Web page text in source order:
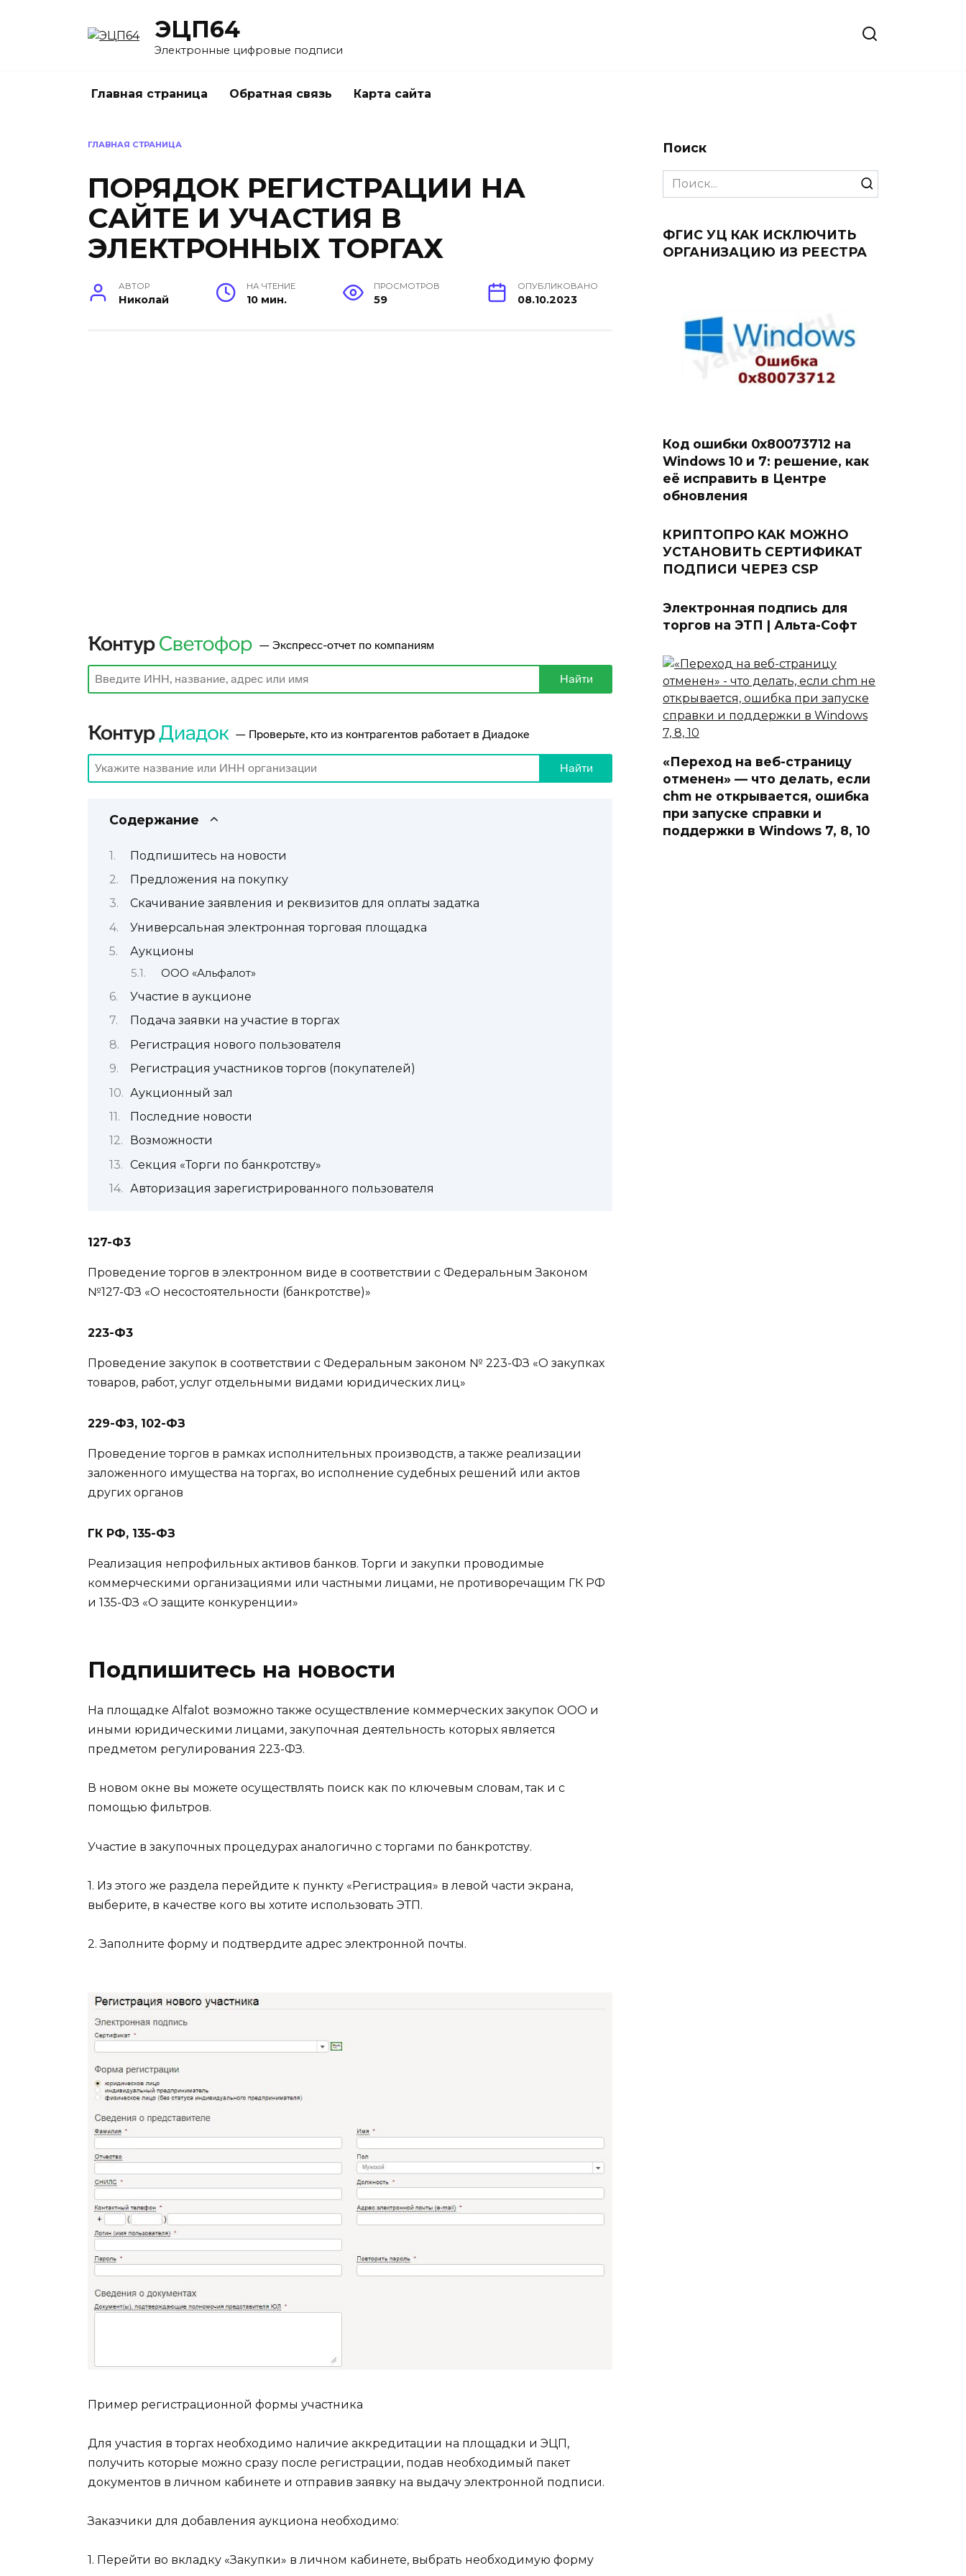
ЭЦП64
Электронные цифровые подписи
Главная страница Обратная связь Карта сайта
ГЛАВНАЯ СТРАНИЦА
ПОРЯДОК РЕГИСТРАЦИИ НА
САЙТЕ И УЧАСТИЯ В
ЭЛЕКТРОННЫХ ТОРГАХ
АВТОР
Николай
НА ЧТЕНИЕ
10 мин.
ПРОСМОТРОВ
59
ОПУБЛИКОВАНО
08.10.2023
Содержание
Подпишитесь на новости
Предложения на покупку
Скачивание заявления и реквизитов для оплаты задатка
Универсальная электронная торговая площадка
Аукционы
ООО «Альфалот»
Участие в аукционе
Подача заявки на участие в торгах
Регистрация нового пользователя
Регистрация участников торгов (покупателей)
Аукционный зал
Последние новости
Возможности
Секция «Торги по банкротству»
Авторизация зарегистрированного пользователя
127-Ф3
Проведение торгов в электронном виде в соответствии с Федеральным Законом
№127-ФЗ «О несостоятельности (банкротстве)»
223-Ф3
Проведение закупок в соответствии с Федеральным законом № 223-ФЗ «О закупках
товаров, работ, услуг отдельными видами юридических лиц»
229-ФЗ, 102-ФЗ
Проведение торгов в рамках исполнительных производств, а также реализации
заложенного имущества на торгах, во исполнение судебных решений или актов
других органов
ГК РФ, 135-ФЗ
Реализация непрофильных активов банков. Торги и закупки проводимые
коммерческими организациями или частными лицами, не противоречащим ГК РФ
и 135-ФЗ «О защите конкуренции»
Подпишитесь на новости
На площадке Alfalot возможно также осуществление коммерческих закупок ООО и
иными юридическими лицами, закупочная деятельность которых является
предметом регулирования 223-ФЗ.
В новом окне вы можете осуществлять поиск как по ключевым словам, так и с
помощью фильтров.
Участие в закупочных процедурах аналогично с торгами по банкротству.
1. Из этого же раздела перейдите к пункту «Регистрация» в левой части экрана,
выберите, в качестве кого вы хотите использовать ЭТП.
2. Заполните форму и подтвердите адрес электронной почты.
Пример регистрационной формы участника
Для участия в торгах необходимо наличие аккредитации на площадки и ЭЦП,
получить которые можно сразу после регистрации, подав необходимый пакет
документов в личном кабинете и отправив заявку на выдачу электронной подписи.
Заказчики для добавления аукциона необходимо:
1. Перейти во вкладку «Закупки» в личном кабинете, выбрать необходимую форму
Поиск
Search
for:
ФГИС УЦ КАК ИСКЛЮЧИТЬ
ОРГАНИЗАЦИЮ ИЗ РЕЕСТРА
Код ошибки 0x80073712 на
Windows 10 и 7: решение, как
её исправить в Центре
обновления
КРИПТОПРО КАК МОЖНО
УСТАНОВИТЬ СЕРТИФИКАТ
ПОДПИСИ ЧЕРЕЗ CSP
Электронная подпись для
торгов на ЭТП | Альта-Софт
«Переход на веб-страницу
отменен» — что делать, если
chm не открывается, ошибка
при запуске справки и
поддержки в Windows 7, 8, 10